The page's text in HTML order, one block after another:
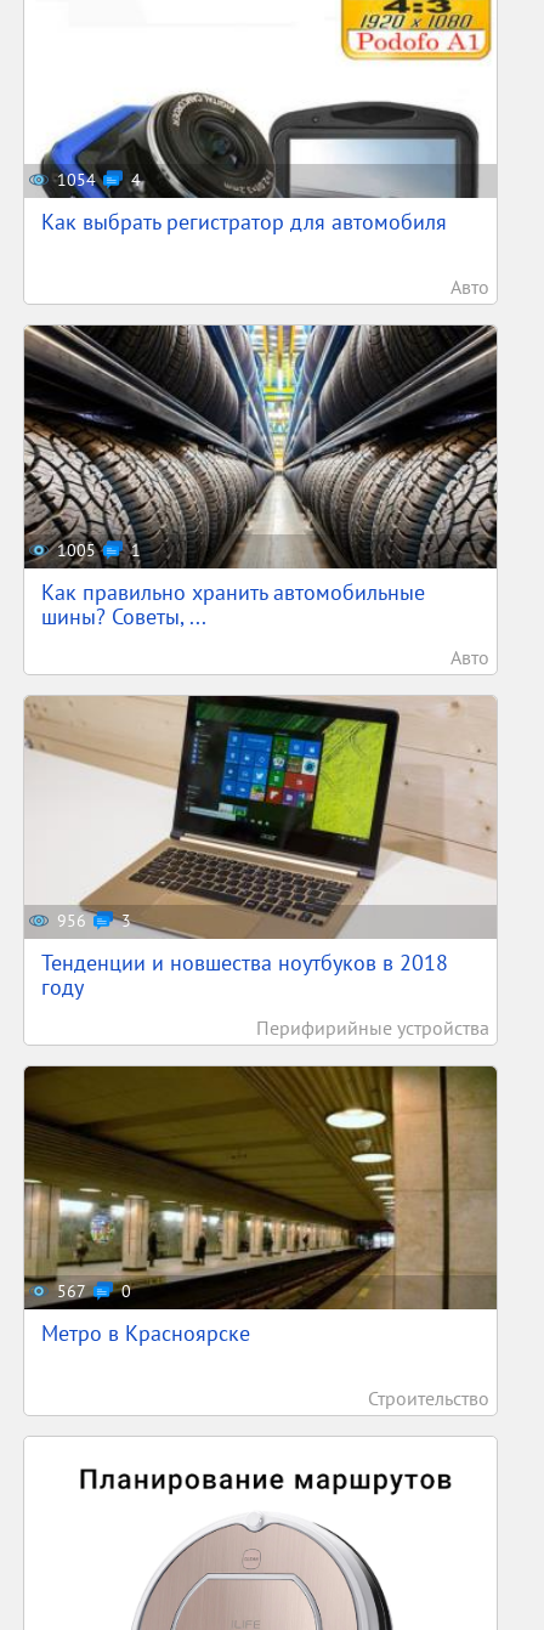
1054 4
Как выбрать регистратор для автомобиля
Авто
1005 1
Как правильно хранить автомобильные
шины? Советы, ...
Авто
956 3
Тенденции и новшества ноутбуков в 2018
году
Перифирийные устройства
567 0
Метро в Красноярске
Строительство